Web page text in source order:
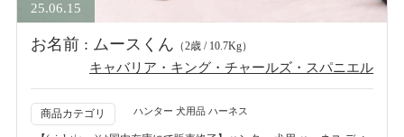
25.06.15
お名前 : ムースくん （2歳 / 10.7Kg）
キャバリア・キング・チャールズ・スパニエル
商品カテゴリ ハンター 犬用品 ハーネス